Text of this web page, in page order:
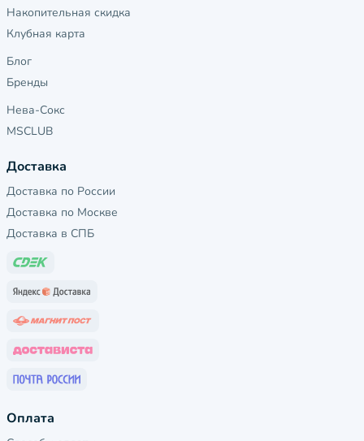
Накопительная скидка
Клубная карта
Блог
Бренды
Нева-Сокс
MSCLUB
Доставка
Доставка по России
Доставка по Москве
Доставка в СПБ
Оплата